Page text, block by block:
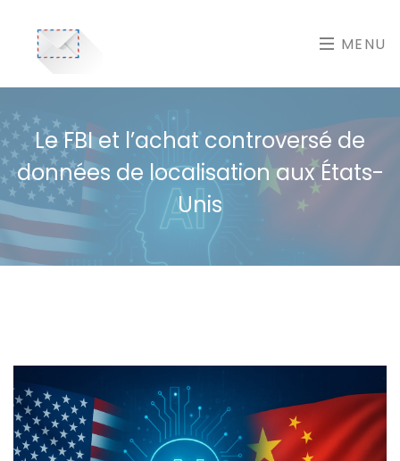
MENU
Le FBI et l’achat controversé de
données de localisation aux États-
Unis